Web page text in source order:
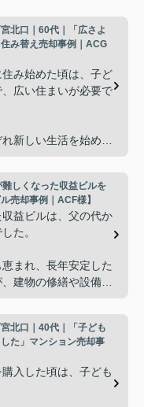
北口｜60代｜「広さよ
み替え売却事例｜ACG
住み始めた頃は、子ど
広い住まいが必要で
新しい生活を始める
ね。」
二人にちょうど良い
へ相談すると、「パ
けでなく、住み替え
まで丁寧にサポート
難しくなった収益ビルを
売却事例｜ACF様】
益ビルは、父の代か
た。
まれ、長年安定した
建物の修繕や設備更
事に就いており、
るのは難しいかもし
北口｜40代｜「子ども
た」マンション売却事
入した頃は、子ども